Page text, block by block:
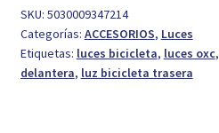
SKU: 5030009347214
Categorías: ACCESORIOS, Luces
Etiquetas: luces bicicleta, luces oxc,
delantera, luz bicicleta trasera